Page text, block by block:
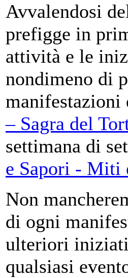
Avvalendosi
prefigge in
attività e le
nondimeno di
– Sagra del
settimana di
e Sapori - Miti
Non
di ogni
ulteriori
qualsiasi